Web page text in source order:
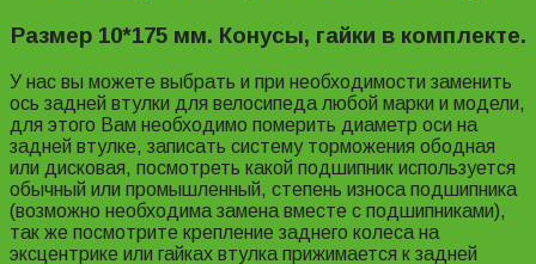
Размер 10*175 мм. Конусы, гайки в комплекте.
У нас вы можете выбрать и при необходимости заменить
ось задней втулки для велосипеда любой марки и модели,
для этого Вам необходимо померить диаметр оси на
задней втулке, записать систему торможения ободная
или дисковая, посмотреть какой подшипник используется
обычный или промышленный, степень износа подшипника
(возможно необходима замена вместе с подшипниками),
так же посмотрите крепление заднего колеса на
эксцентрике или гайках втулка прижимается к задней